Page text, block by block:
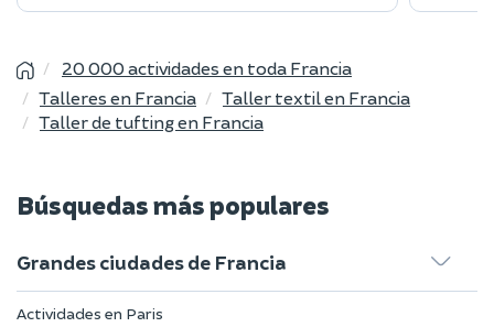
20 000 actividades en toda Francia
Talleres en Francia
Taller textil en Francia
Taller de tufting en Francia
Búsquedas más populares
Grandes ciudades de Francia
Actividades en Paris